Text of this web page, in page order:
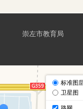
崇左市教育局